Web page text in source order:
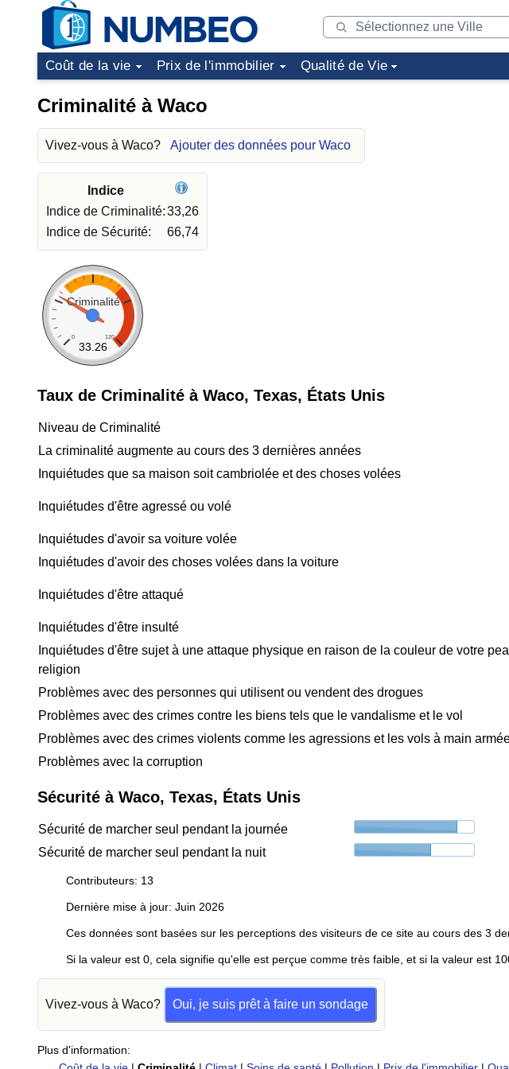
Coût de la vie Prix de l'immobilier Qualité de Vie
Criminalité à Waco
Vivez-vous à Waco? Ajouter des données pour Waco
Indice
Indice de Criminalité:33,26
Indice de Sécurité:
66,74
Criminalité
0 120
33.26
Taux de Criminalité à Waco, Texas, États Unis
Niveau de Criminalité
La criminalité augmente au cours des 3 dernières années
Inquiétudes que sa maison soit cambriolée et des choses volées
Inquiétudes d'être agressé ou volé
Inquiétudes d'avoir sa voiture volée
Inquiétudes d'avoir des choses volées dans la voiture
Inquiétudes d'être attaqué
Inquiétudes d'être insulté
Inquiétudes d'être sujet à une attaque physique en raison de la couleur de votre
religion
Problèmes avec des personnes qui utilisent ou vendent des drogues
Problèmes avec des crimes contre les biens tels que le vandalisme et le vol
Problèmes avec des crimes violents comme les agressions et les vols à main
Problèmes avec la corruption
Sécurité à Waco, Texas, États Unis
Sécurité de marcher seul pendant la journée
Sécurité de marcher seul pendant la nuit
Contributeurs: 13
Dernière mise à jour: Juin 2026
Ces données sont basées sur les perceptions des visiteurs de ce site au cours des 3
Si la valeur est 0, cela signifie qu'elle est perçue comme très faible, et si la valeur est
Vivez-vous à Waco? Oui, je suis prêt à faire un sondage
Plus d'information: